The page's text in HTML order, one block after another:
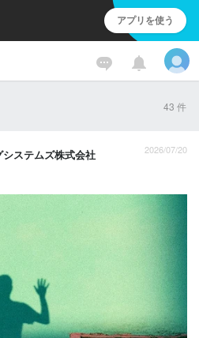
アプリを使う
43 件
ステムズ株式会社 2026/07/20